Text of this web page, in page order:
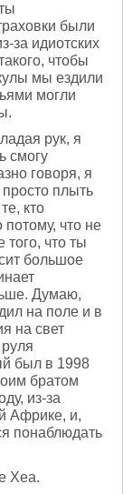
были
за идиотских
чтобы
мы ездили
могли
рук, я
смогу
говоря, я
плыть
кто
что не
того, что ты
большое
Думаю,
на поле и в
на свет
был в 1998
братом
из-за
Африке, и,
понаблюдать